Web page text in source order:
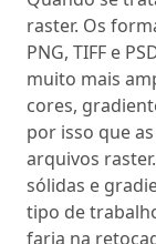
raster. Os
PNG, TIFF e
muito mais
cores,
por isso que
arquivos
sólidas e
tipo de
faria na